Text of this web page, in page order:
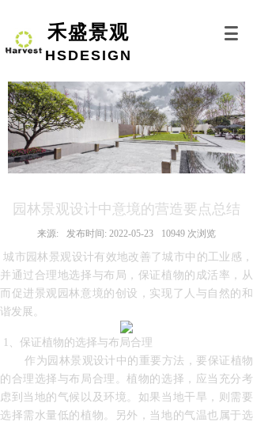
禾盛景观
HSDESIGN
园林景观设计中意境的营造要点总结
来源: 发布时间: 2022-05-23 10949 次浏览
城市园林景观设计有效地改善了城市中的工业感，
并通过合理地选择与布局，保证植物的成活率，从
而促进景观园林意境的创设，实现了人与自然的和
谐发展。
1、保证植物的选择与布局合理
作为园林景观设计中的重要方法，要保证植物
的合理选择与布局合理。植物的选择，应当充分考
虑到当地的气候以及环境。如果当地干旱，则需要
选择需水量低的植物。另外，当地的气温也属于选